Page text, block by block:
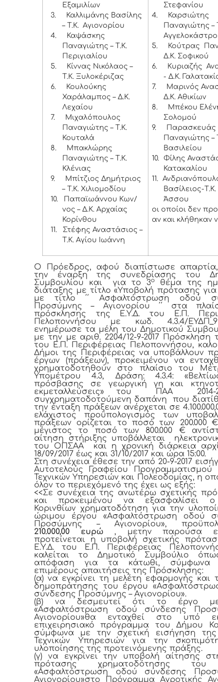
Εξαμιλίων
3.
Καλλιμάνης Βασίλης
– Τ.Κ. Αγιονορίου
4.
Καψάσκης
Παναγιώτης – Τ.Κ.
Περιγιαλίου
5.
Κίννας Νικόλαος –
Τ.Κ. Ξυλοκέριζας
6.
Κουλούκης
Χαράλαμπος – Δ.Κ.
Λεχαίου
7.
Μιχαλόπουλος
Παναγιώτης – Τ.Κ.
Κουταλά
8.
Μπακλώρης
Παναγιώτης – Τ.Κ.
Κλένιας
9.
Μπίτζιος Δημήτριος
– Τ.Κ. Χιλιομοδίου
10.
Παπαϊωάννου Κων/
νος – Δ.Κ. Αρχαίας
Κορίνθου
11.
Στέφης Αναστάσιος –
Τ.Κ. Αγίου Ιωάννη
Στεφανίου
4.
Καρσιώτης
Παναγιώτης –
5.
Κούτρας
Δ.Κ. Σοφικού
6.
Κυριαζής
- Δ.Κ.
7.
Μαρινός
Δ.Κ. Αθικίων
8.
Μπέκου
Σολομού
9.
Παρασκευάς
Παναγιώτης –
Βασιλείου
10. Φίλης
Κατακαλίου
11.
Βασίλειος-
Άσσου
οι οποίοι δεν
αν και κλήθηκαν
Ο Πρόεδρος, αφού διαπίστωσε
την έναρξη της συνεδρίασης του
Συμβουλίου και για το 3ο
θέμα της
διάταξης με τίτλο «Υποβολή πρότασης
με τίτλο ΄΄ Ασφαλτόστρωση οδού
Προσύμνης – Αγιονορίου ΄΄ στα
πρόσκλησης της Ε.Υ.Δ. του Ε.Π.
Πελοποννήσου με κωδ. 4.3.4/
ενημέρωσε τα μέλη του Δημοτικού
με την με αριθ. 2204/12-9-2017 Πρόσκληση
του Ε.Π. Περιφέρειας Πελοποννήσου,
Δήμοι της Περιφέρειας να υποβάλλουν
έργων (πράξεων), προκειμένου να
χρηματοδοτηθούν στο πλαίσιο του
Υπομέτρου 4.3, Δράση: 4.3.4:
πρόσβασης σε γεωργική γη και
εκμεταλλεύσεις» του ΠΑΑ 2014-
συγχρηματοδοτούμενη δαπάνη που
την ένταξη πράξεων ανέρχεται σε
ελάχιστος προϋπολογισμός των
πράξεων ορίζεται το ποσό των 200.000
μέγιστος το ποσό των 800.000 €
αίτηση στήριξης υποβάλλεται
του ΟΠΣΑΑ και η χρονική διάρκεια
18/09/2017 έως και 31/10/2017 και ώρα 15:00.
Στη συνέχεια έθεσε την από 20-9-2017
Αυτοτελούς Γραφείου
Τεχνικών Υπηρεσιών και Πολεοδομίας, η
όλον το περιεχόμενό της έχει ως εξής:
<<Σε συνέχεια της ανωτέρω σχετικής
και προκειμένου να εξασφαλίσει
Κορινθίων χρηματοδότηση για την
ώριμου έργου «Ασφαλτόστρωση οδού
Προσύμνης – Αγιονορίου»,
210.000,00 ευρώ , μετην παρούσα
προτείνεται η υποβολή σχετικής
Ε.Υ.Δ. του Ε.Π. Περιφέρειας
καλείται το Δημοτικό Συμβούλιο
απόφαση για τα κάτωθι, σύμφωνα
επιμέρους απαιτήσεις της Πρόσκλησης:
(α) να εγκρίνει τη μελέτη εφαρμογής και
δημοπράτησης του έργου
σύνδεσης Προσύμνης – Αγιονορίου».
(β) να δεσμευτεί ότι το έργο
«Ασφαλτόστρωση οδού σύνδεσης
Αγιονορίου»θα ενταχθεί στο υπό
επιχειρησιακό πρόγραμμα του Δήμου
σύμφωνα με την σχετική εισήγηση
Τεχνικών Υπηρεσιών για την
υλοποίησης της προτεινόμενης πράξης.
(γ) να εγκρίνει την υποβολή αίτησης
πρότασης χρηματοδότησης του
«Ασφαλτόστρωση οδού σύνδεσης
Αγιονορίου»στο Πρόγραμμα Αγροτικής